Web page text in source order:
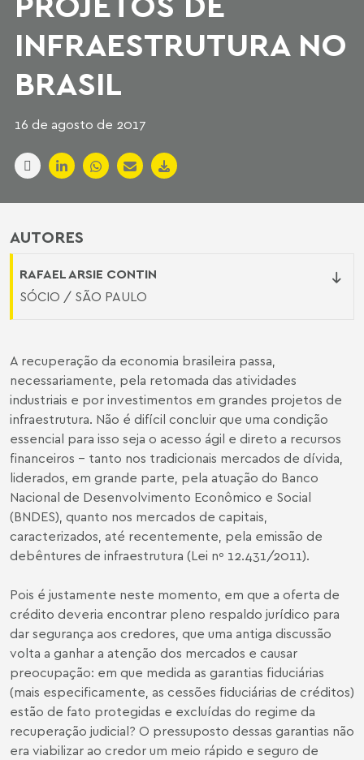
INFRAESTRUTURA NO
BRASIL
16 de agosto de 2017
AUTORES
RAFAEL ARSIE CONTIN
SÓCIO / SÃO PAULO
A recuperação da economia brasileira passa,
necessariamente, pela retomada das atividades
industriais e por investimentos em grandes projetos de
infraestrutura. Não é difícil concluir que uma condição
essencial para isso seja o acesso ágil e direto a recursos
financeiros – tanto nos tradicionais mercados de dívida,
liderados, em grande parte, pela atuação do Banco
Nacional de Desenvolvimento Econômico e Social
(BNDES), quanto nos mercados de capitais,
caracterizados, até recentemente, pela emissão de
debêntures de infraestrutura (Lei nº 12.431/2011).
Pois é justamente neste momento, em que a oferta de
crédito deveria encontrar pleno respaldo jurídico para
dar segurança aos credores, que uma antiga discussão
volta a ganhar a atenção dos mercados e causar
preocupação: em que medida as garantias fiduciárias
(mais especificamente, as cessões fiduciárias de créditos)
estão de fato protegidas e excluídas do regime da
recuperação judicial? O pressuposto dessas garantias não
era viabilizar ao credor um meio rápido e seguro de